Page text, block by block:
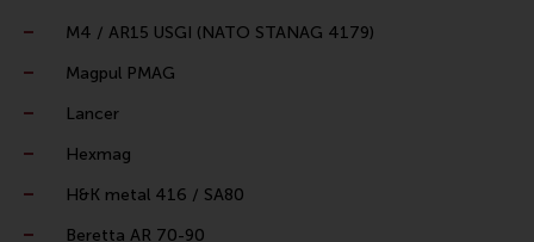
Подсумки
Разгрузочные системы и защита
M4 / AR15 USGI (NATO STANAG 4179)
Magpul PMAG
Lancer
Hexmag
H&K metal 416 / SA80
Beretta AR 70-90